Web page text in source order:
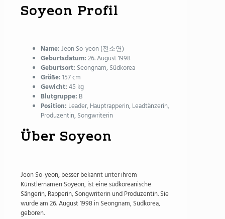
Soyeon Profil
Name:Jeon So-yeon (전소연)
Geburtsdatum:26. August 1998
Geburtsort: Seongnam, Südkorea
Größe:157 cm
Gewicht:45 kg
Blutgruppe: B
Position: Leader, Hauptrapperin, Leadtänzerin,
Produzentin, Songwriterin
Über Soyeon
Jeon So-yeon, besser bekannt unter ihrem
Künstlernamen Soyeon, ist eine südkoreanische
Sängerin, Rapperin, Songwriterin und Produzentin. Sie
wurde am 26. August 1998 in Seongnam, Südkorea,
geboren.